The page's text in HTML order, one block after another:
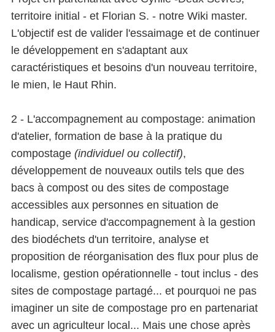
territoire initial - et Florian S. - notre Wiki master.
L'objectif est de valider l'essaimage et de continuer
le développement en s'adaptant aux
caractéristiques et besoins d'un nouveau territoire,
le mien, le Haut Rhin.
2 - L'accompagnement au compostage: animation
d'atelier, formation de base à la pratique du
compostage (individuel ou collectif),
développement de nouveaux outils tels que des
bacs à compost ou des sites de compostage
accessibles aux personnes en situation de
handicap, service d'accompagnement à la gestion
des biodéchets d'un territoire, analyse et
proposition de réorganisation des flux pour plus de
localisme, gestion opérationnelle - tout inclus - des
sites de compostage partagé... et pourquoi ne pas
imaginer un site de compostage pro en partenariat
avec un agriculteur local... Mais une chose après